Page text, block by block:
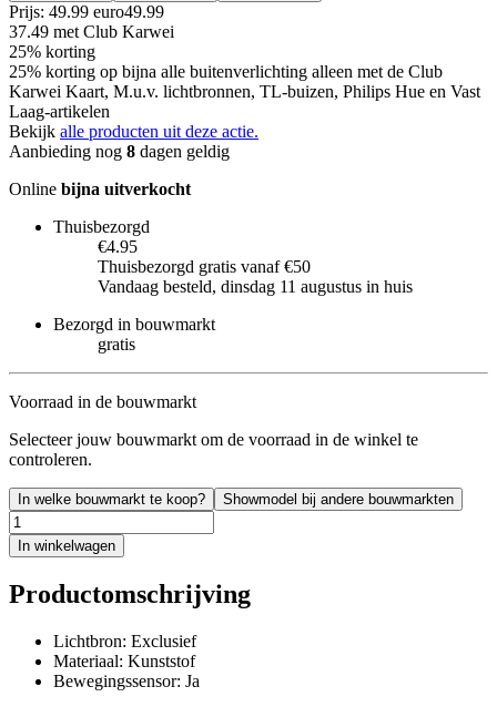
Prijs: 49.99 euro49.99
37.49 met Club Karwei
25% korting
25% korting op bijna alle buitenverlichting alleen met de Club
Karwei Kaart, M.u.v. lichtbronnen, TL-buizen, Philips Hue en Vast
Laag-artikelen
Bekijk alle producten uit deze actie.
Aanbieding nog 8 dagen geldig
Online bijna uitverkocht
Thuisbezorgd
€4.95
Thuisbezorgd gratis vanaf €50
Vandaag besteld, dinsdag 11 augustus in huis
Bezorgd in bouwmarkt
gratis
Voorraad in de bouwmarkt
Selecteer jouw bouwmarkt om de voorraad in de winkel te
controleren.
In welke bouwmarkt te koop? Showmodel bij andere bouwmarkten
In winkelwagen
Productomschrijving
Lichtbron: Exclusief
Materiaal: Kunststof
Bewegingssensor: Ja